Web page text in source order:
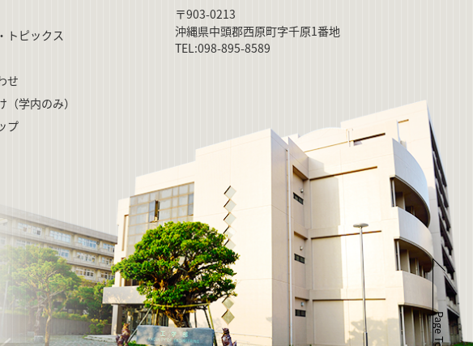
Page Top
トピックス
せ
（学内のみ）
プ
〒903-0213
沖縄県中頭郡西原町字千原1番地
TEL:098-895-8589